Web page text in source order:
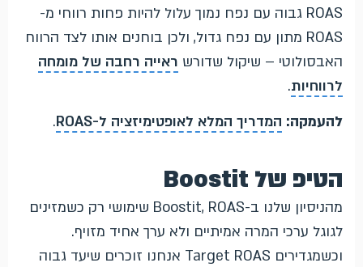
ROAS גבוה עם נפח נמוך עלול להיות פחות רווחי מ-
ROAS מתון עם נפח גדול, ולכן בוחנים אותו לצד הרווח
האבסולוטי – שיקול שדורש ראייה רחבה של מומחה
לרווחיות.
להעמקה: המדריך המלא לאופטימיזציה ל-ROAS .
הטיפ של Boostit
מהניסיון שלנו ב-Boostit, ROAS שימושי רק כשמזינים
לגוגל ערכי המרה אמיתיים ולא ערך אחיד מזויף.
וכשמגדירים Target ROAS אנחנו זוכרים שיעד גבוה